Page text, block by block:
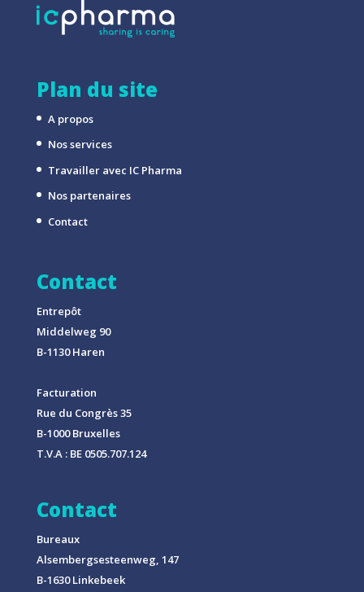
Plan du site
A propos
Nos services
Travailler avec IC Pharma
Nos partenaires
Contact
Contact
Entrepôt
Middelweg 90
B-1130 Haren
Facturation
Rue du Congrès 35
B-1000 Bruxelles
T.V.A : BE 0505.707.124
Contact
Bureaux
Alsembergsesteenweg, 147
B-1630 Linkebeek